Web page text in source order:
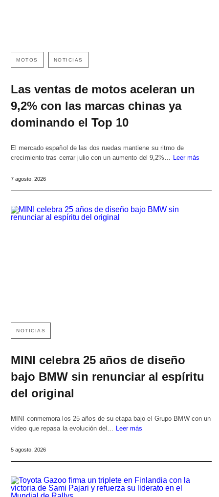
MOTOS NOTICIAS
Las ventas de motos aceleran un
9,2% con las marcas chinas ya
dominando el Top 10
El mercado español de las dos ruedas mantiene su ritmo de
crecimiento tras cerrar julio con un aumento del 9,2%…
Leer más
7 agosto, 2026
NOTICIAS
MINI celebra 25 años de diseño
bajo BMW sin renunciar al espíritu
del original
MINI conmemora los 25 años de su etapa bajo el Grupo BMW con un
vídeo que repasa la evolución del… Leer más
5 agosto, 2026